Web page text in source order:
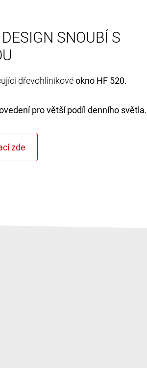
SNOUBÍ S
dřevohliníkovéokno HF 520.
pro větší podíl denního světla.